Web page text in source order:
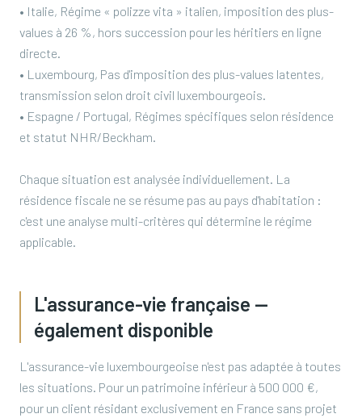
• Italie, Régime « polizze vita » italien, imposition des plus-
values à 26 %, hors succession pour les héritiers en ligne
directe.
• Luxembourg, Pas d'imposition des plus-values latentes,
transmission selon droit civil luxembourgeois.
• Espagne / Portugal, Régimes spécifiques selon résidence
et statut NHR/Beckham.
Chaque situation est analysée individuellement. La
résidence fiscale ne se résume pas au pays d'habitation :
c'est une analyse multi-critères qui détermine le régime
applicable.
L'assurance-vie française —
également disponible
L'assurance-vie luxembourgeoise n'est pas adaptée à toutes
les situations. Pour un patrimoine inférieur à 500 000 €,
pour un client résidant exclusivement en France sans projet